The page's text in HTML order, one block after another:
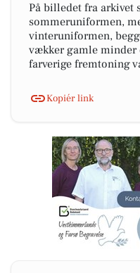
På billedet fra arkivet
sommeruniformen,
vinteruniformen,
vækker gamle minder
farverige fremtoning
Kopiér link